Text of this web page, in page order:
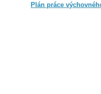
Plán práce